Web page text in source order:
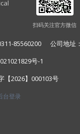
扫码关注官方微信
85560200 公司地址
号-1
【2026】000103号
台登录